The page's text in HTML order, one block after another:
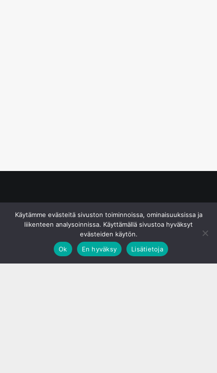
Käytämme evästeitä sivuston toiminnoissa, ominaisuuksissa ja
liikenteen analysoinnissa. Käyttämällä sivustoa hyväksyt
evästeiden käytön.
Ok
En hyväksy Lisätietoja